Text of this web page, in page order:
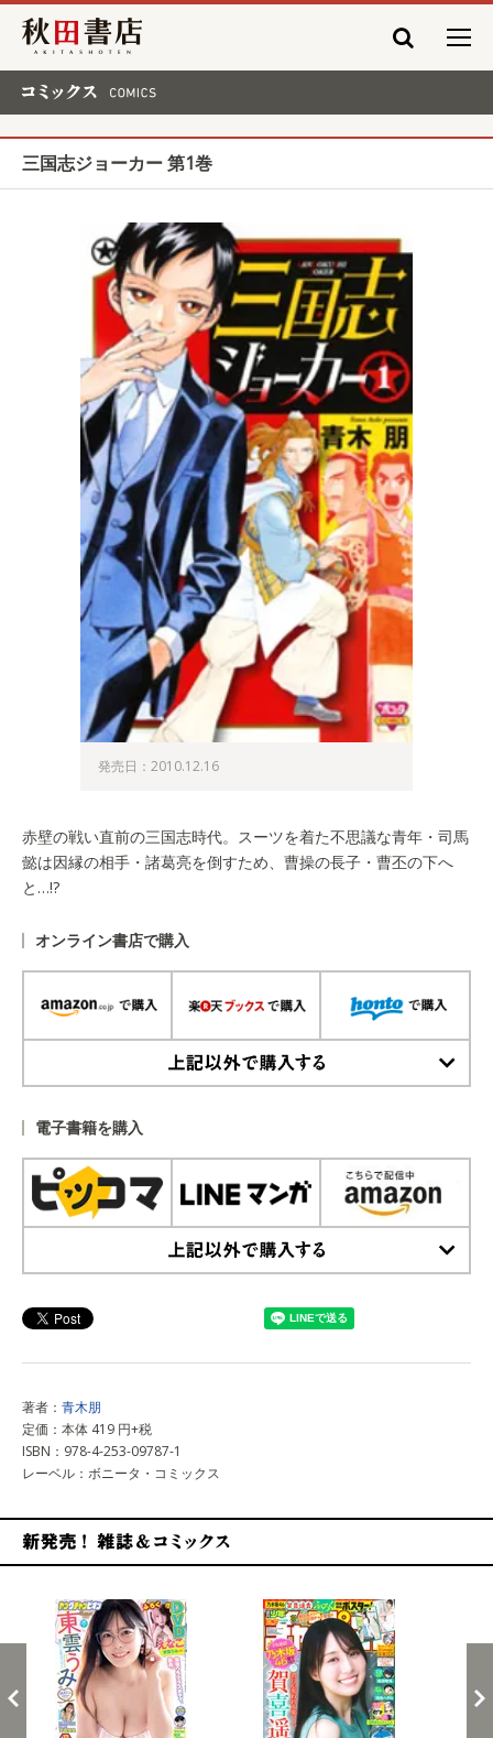
秋田書店
三国志ジョーカー 第1巻
発売日：2010.12.16
赤壁の戦い直前の三国志時代。スーツを着た不思議な青年・司馬
懿は因縁の相手・諸葛亮を倒すため、曹操の長子・曹丕の下へ
と…!?
オンライン書店で購入
電子書籍を購入
著者： 青木朋
定価：本体 419 円+税
ISBN：978-4-253-09787-1
レーベル：ボニータ・コミックス